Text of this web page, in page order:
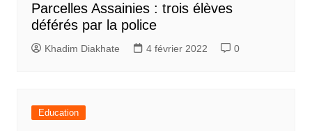
Parcelles Assainies : trois élèves
déférés par la police
Khadim Diakhate 4 février 2022 0
Education